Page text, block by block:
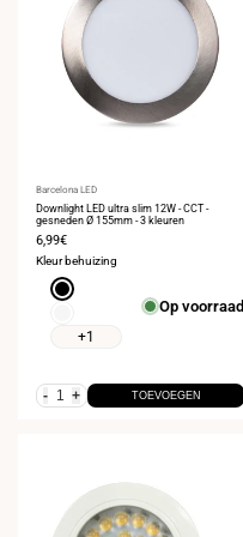
Leverancier:
Barcelona LED
Downlight LED ultra slim 12W - CCT -
gesneden Ø 155mm - 3 kleuren
Verkoopprijs
6,99€
Kleur behuizing
Zwart
+1
Op voorraad
- + TOEVOEGEN